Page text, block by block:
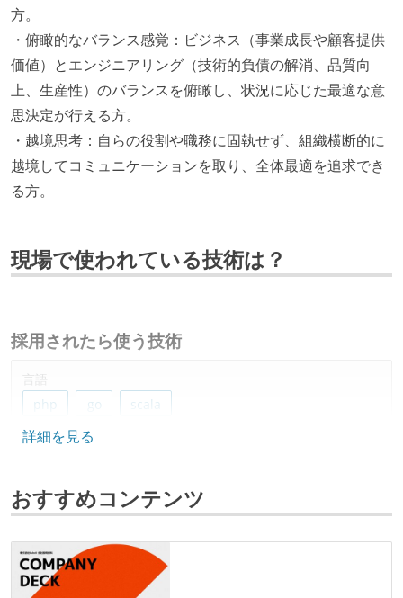
方。
・俯瞰的なバランス感覚：ビジネス（事業成長や顧客提供
価値）とエンジニアリング（技術的負債の解消、品質向
上、生産性）のバランスを俯瞰し、状況に応じた最適な意
思決定が行える方。
・越境思考：自らの役割や職務に固執せず、組織横断的に
越境してコミュニケーションを取り、全体最適を追求でき
る方。
現場で使われている技術は？
採用されたら使う技術
言語
php
go scala
フレームワーク
データベース
bigquery
プロジェクト管理
詳細を見る
おすすめコンテンツ